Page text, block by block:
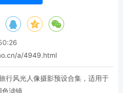
a/4949.html
行风光人像摄影预设合集，适用于
滤镜